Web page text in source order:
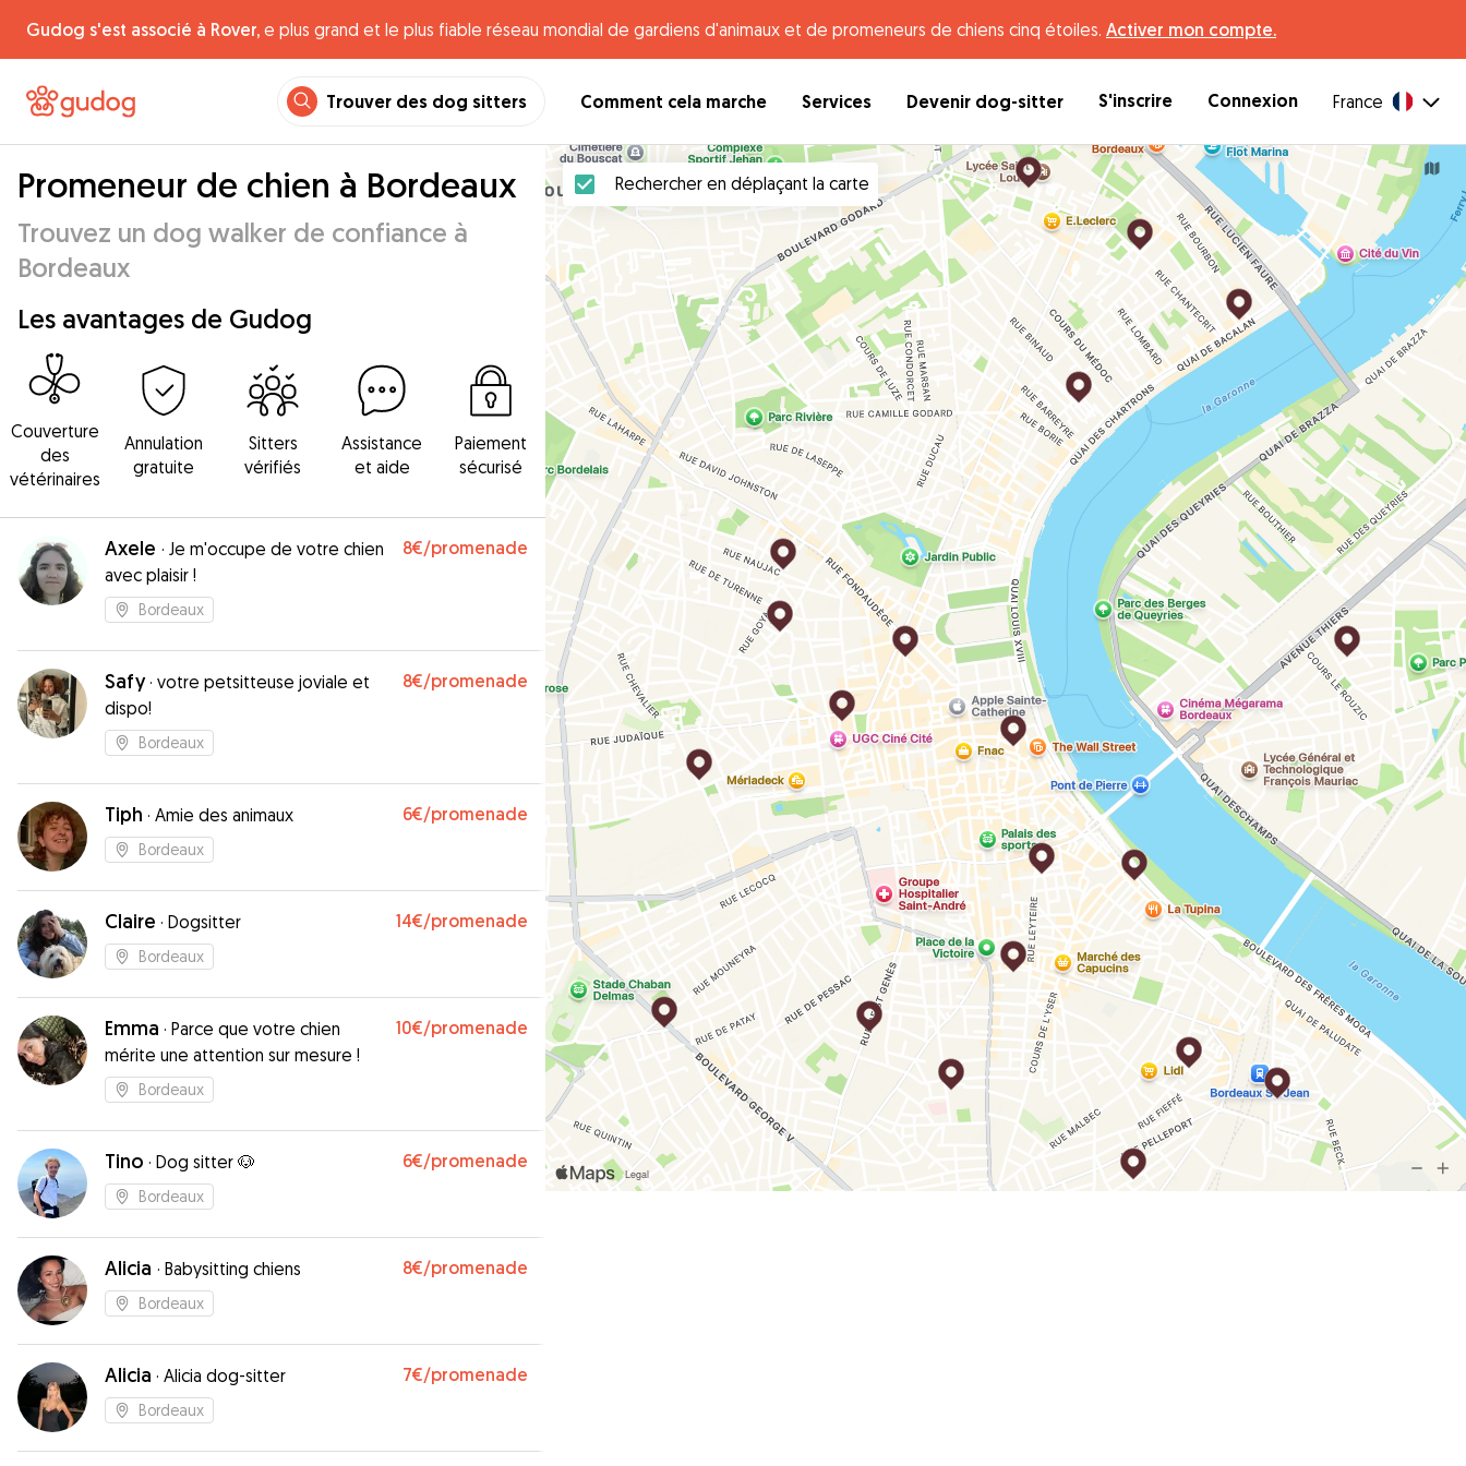
Gudog s'est associé à Rover, e plus grand et le plus fiable réseau mondial de gardiens d'animaux et de promeneurs de chiens cinq étoiles. Activer mon compte.
Trouver des dog sitters Comment cela marche Services Devenir dog-sitter S'inscrire Connexion France
Promeneur de chien à Bordeaux
Trouvez un dog walker de confiance à
Bordeaux
Les avantages de Gudog
Couverture
des
vétérinaires
Annulation
gratuite
Sitters
vérifiés
Assistance
et aide
Paiement
sécurisé
Axele · Je m'occupe de votre chien
avec plaisir !
8€/promenade
Bordeaux
Safy· votre petsitteuse joviale et
dispo!
8€/promenade
Bordeaux
Tiph · Amie des animaux 6€/promenade
Bordeaux
Claire · Dogsitter 14€/promenade
Bordeaux
Emma · Parce que votre chien
mérite une attention sur mesure !
10€/promenade
Bordeaux
Tino · Dog sitter 🐶 6€/promenade
Bordeaux
Alicia · Babysitting chiens 8€/promenade
Bordeaux
Alicia · Alicia dog-sitter 7€/promenade
Bordeaux
Rechercher en déplaçant la carte